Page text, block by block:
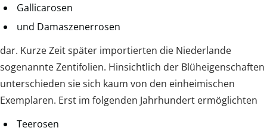
Gallicarosen
und Damaszenerrosen
dar. Kurze Zeit später importierten die Niederlande
sogenannte Zentifolien. Hinsichtlich der Blüheigenschaften
unterschieden sie sich kaum von den einheimischen
Exemplaren. Erst im folgenden Jahrhundert ermöglichten
Teerosen